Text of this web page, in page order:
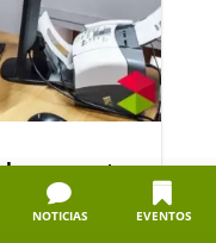
NOTICIAS EVENTOS
la propuesta
de
eléctricos